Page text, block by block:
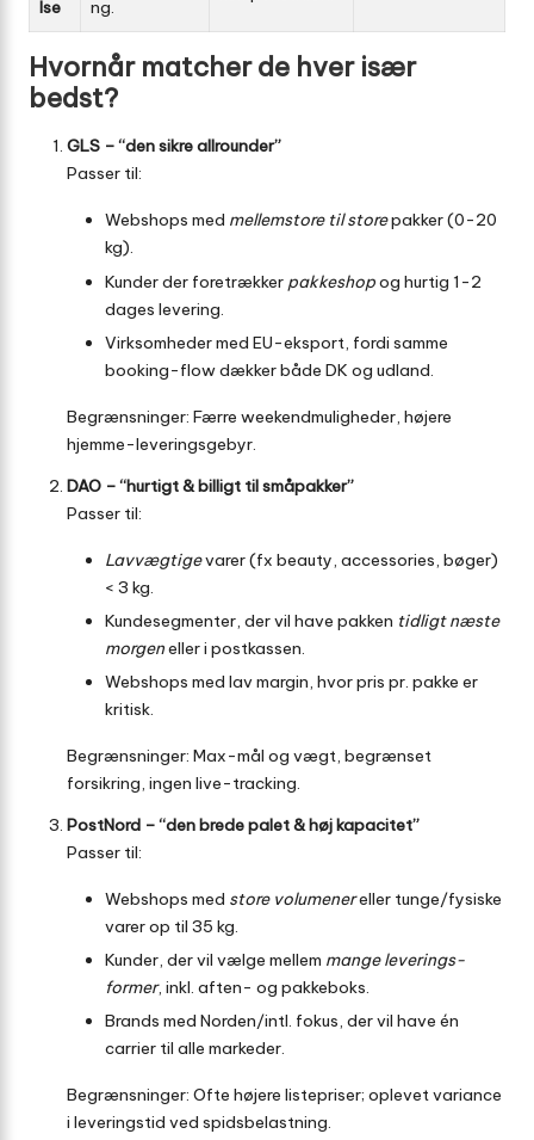
lse
ng.
Hvornår matcher de hver især
bedst?
GLS – “den sikre allrounder”
Passer til:
Webshops med mellemstore til storepakker (0-20
kg).
Kunder der foretrækker pakkeshopog hurtig 1-2
dages levering.
Virksomheder med EU-eksport, fordi samme
booking-flow dækker både DK og udland.
Begrænsninger: Færre weekendmuligheder, højere
hjemme-leveringsgebyr.
DAO – “hurtigt & billigt til småpakker”
Passer til:
Lavvægtigevarer (fx beauty, accessories, bøger)
< 3 kg.
Kunde­segmenter, der vil have pakken tidligt næste
morgeneller i postkassen.
Webshops med lav margin, hvor pris pr. pakke er
kritisk.
Begrænsninger: Max-mål og vægt, begrænset
forsikring, ingen live-tracking.
PostNord – “den brede palet & høj kapacitet”
Passer til:
Webshops med store volumenereller tunge/fysiske
varer op til 35 kg.
Kunder, der vil vælge mellem mange leverings­
former, inkl. aften- og pakkeboks.
Brands med Norden/intl. fokus, der vil have én
carrier til alle markeder.
Begrænsninger: Ofte højere listepriser; oplevet variance
i leveringstid ved spidsbelastning.